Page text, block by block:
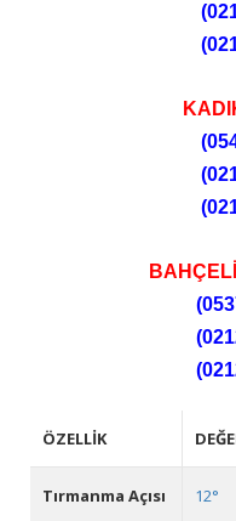
ÖZELLIK
Tırmanma Açısı 12°